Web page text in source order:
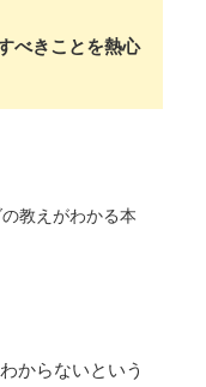
べきことを熱心
教えがわかる本
からないという